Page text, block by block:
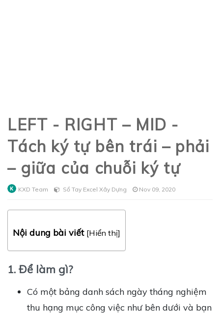
LEFT - RIGHT – MID -
Tách ký tự bên trái – phải
– giữa của chuỗi ký tự
KXD Team Sổ Tay Excel Xây Dựng Nov 09, 2020
Nội dung bài viết [Hiển thị]
1. Để làm gì?
Có một bảng danh sách ngày tháng nghiệm
thu hạng mục công việc như bên dưới và bạn